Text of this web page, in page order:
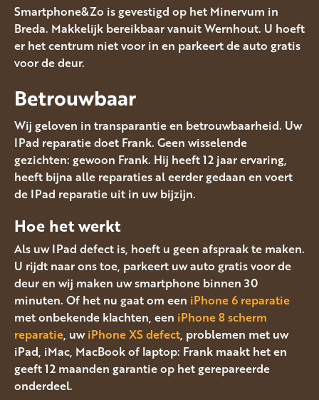
Smartphone&Zo is gevestigd op het Minervum in
Breda. Makkelijk bereikbaar vanuit Wernhout. U hoeft
er het centrum niet voor in en parkeert de auto gratis
voor de deur.
Betrouwbaar
Wij geloven in transparantie en betrouwbaarheid. Uw
IPad reparatie doet Frank. Geen wisselende
gezichten: gewoon Frank. Hij heeft 12 jaar ervaring,
heeft bijna alle reparaties al eerder gedaan en voert
de IPad reparatie uit in uw bijzijn.
Hoe het werkt
Als uw IPad defect is, hoeft u geen afspraak te maken.
U rijdt naar ons toe, parkeert uw auto gratis voor de
deur en wij maken uw smartphone binnen 30
minuten. Of het nu gaat om een iPhone 6 reparatie
met onbekende klachten, een iPhone 8 scherm
reparatie, uwiPhone XS defect, problemen met uw
iPad, iMac, MacBook of laptop: Frank maakt het en
geeft 12 maanden garantie op het gerepareerde
onderdeel.